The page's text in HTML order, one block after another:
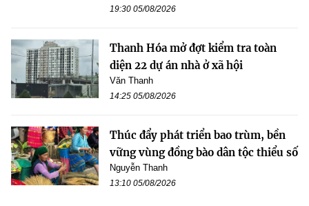
19:30 05/08/2026
Thanh Hóa mở đợt kiểm tra toàn
diện 22 dự án nhà ở xã hội
Văn Thanh
14:25 05/08/2026
Thúc đẩy phát triển bao trùm, bền
vững vùng đồng bào dân tộc thiểu số
Nguyễn Thanh
13:10 05/08/2026